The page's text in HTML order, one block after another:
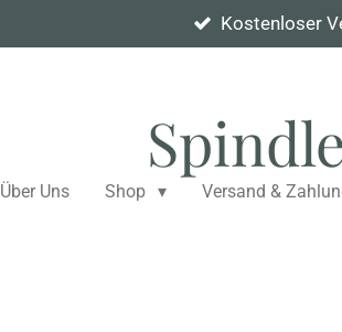
Kostenloser
Über Uns Shop Versand &